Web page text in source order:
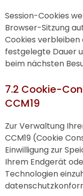
Session-Cookies
Browser-Sitzung
Cookies
festgelegte Dauer
beim nächsten
7.2 Cookie-
CCM19
Zur Verwaltung
CCM19 (Cookie
Einwilligung zur
Ihrem Endgerät
Technologien